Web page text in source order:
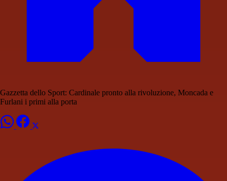
Gazzetta dello Sport: Cardinale pronto alla rivoluzione, Moncada e
Furlani i primi alla porta